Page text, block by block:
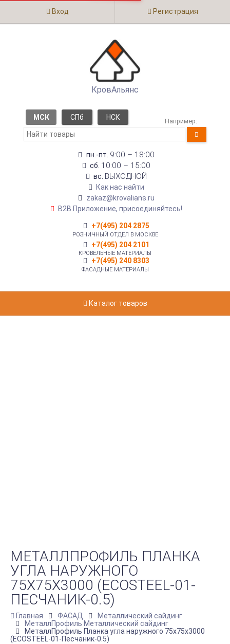
Вход Регистрация
КровАльянс
МСК СПб НСК Например:
пн.-пт. 9:00 – 18:00
сб. 10:00 – 15:00
вс. ВЫХОДНОЙ
Как нас найти
zakaz@krovalians.ru
B2B Приложение, присоединяйтесь!
+7(495) 204 2875
РОЗНИЧНЫЙ ОТДЕЛ В МОСКВЕ
+7(495) 204 2101
КРОВЕЛЬНЫЕ МАТЕРИАЛЫ
+7(495) 240 8303
ФАСАДНЫЕ МАТЕРИАЛЫ
Каталог товаров
МЕТАЛЛПРОФИЛЬ ПЛАНКА
УГЛА НАРУЖНОГО
75Х75Х3000 (ECOSTEEL-01-
ПЕСЧАНИК-0.5)
Главная ФАСАД
Металлический сайдинг
МеталлПрофиль Металлический сайдинг
МеталлПрофиль Планка угла наружного 75х75х3000
(ECOSTEEL-01-Песчаник-0.5)